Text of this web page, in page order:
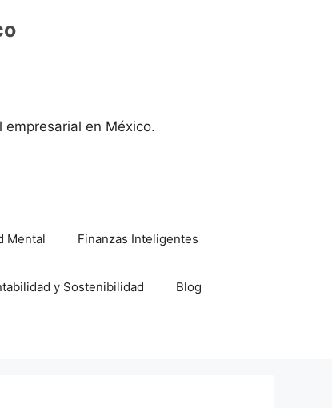
en México.
Mental Finanzas Inteligentes
y Sostenibilidad Blog